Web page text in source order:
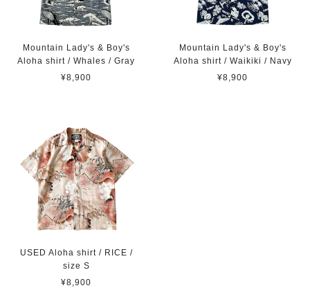
Mountain Lady's & Boy's
Aloha shirt / Whales / Gray
¥8,900
Mountain Lady's & Boy's
Aloha shirt / Waikiki / Navy
¥8,900
USED Aloha shirt / RICE /
size S
¥8,900